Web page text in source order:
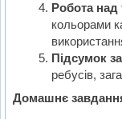
Робота
кольорами
Підсумок
ребусів,
Домашнє